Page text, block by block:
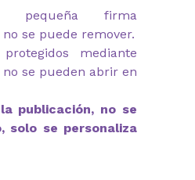
pequeña firma
se puede remover.
mediante
se pueden abrir en
publicación, no se
solo se personaliza